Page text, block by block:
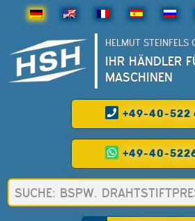
HELMUT STEINFELS
IHR HÄNDLER
MASCHINEN
+49-40-522
+49-40-